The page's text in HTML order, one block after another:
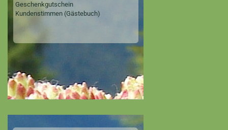
Geschenkgutschein
Kundenstimmen (Gästebuch)